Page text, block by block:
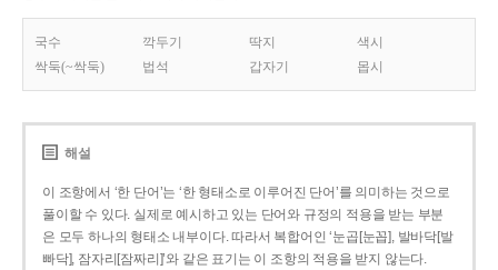
국수 깍두기 딱지
색시
싹둑(~싹둑)
법석 갑자기 몹시
해설
이 조항에서 ‘한 단어’는 ‘한 형태소로 이루어진 단어’를 의미하는 것으로
풀이할 수 있다. 실제로 예시하고 있는 단어와 규정의 적용을 받는 부분
은 모두 하나의 형태소 내부이다. 따라서 복합어인 ‘눈곱[눈꼽], 발바닥[발
빠닥], 잠자리[잠짜리]’와 같은 표기는 이 조항의 적용을 받지 않는다.